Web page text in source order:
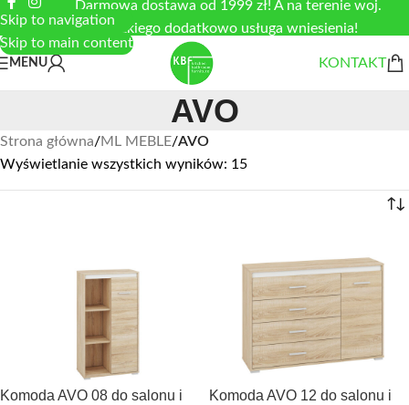
Skip to navigation
Skip to main content
Darmowa dostawa od 1999 zł! A na terenie woj.
łódzkiego dodatkowo usługa wniesienia!
MENU KONTAKT
AVO
Strona główna/ML MEBLE/AVO
Wyświetlanie wszystkich wyników: 15
Komoda AVO 08 do salonu i
Komoda AVO 12 do salonu i